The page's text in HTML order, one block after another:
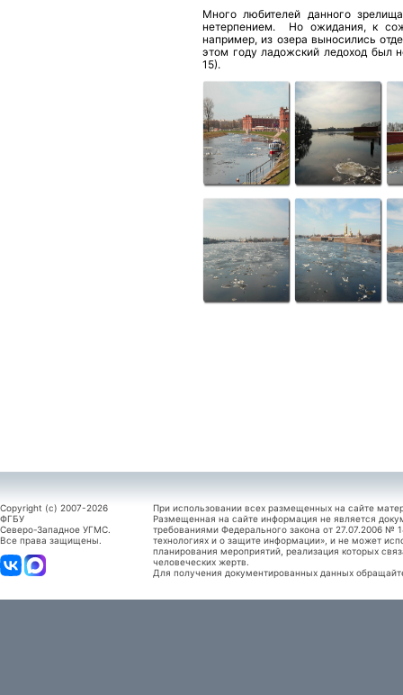
Много любителей данного
нетерпением. Но ожидания, к
например, из озера выносились
этом году ладожский ледоход был
15).
Copyright (c) 2007-2026
ФГБУ
Северо-Западное УГМС.
Все права защищены.
При использовании всех размещенных на сайте
Размещенная на сайте информация не является
требованиями Федерального закона от 27.07.2006
технологиях и о защите информации», и не может
планирования мероприятий, реализация которых
человеческих жертв.
Для получения документированных данных